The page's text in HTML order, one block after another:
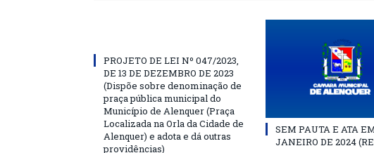
PROJETO DE LEI Nº 047/2023,
DE 13 DE DEZEMBRO DE 2023
(Dispõe sobre denominação de
praça pública municipal do
Município de Alenquer (Praça
Localizada na Orla da Cidade de
Alenquer) e adota e dá outras
providências)
SEM PAUTA E ATA
JANEIRO DE 2024